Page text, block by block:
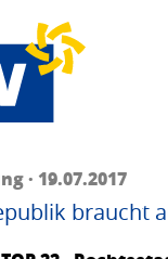
· 19.07.2017
braucht